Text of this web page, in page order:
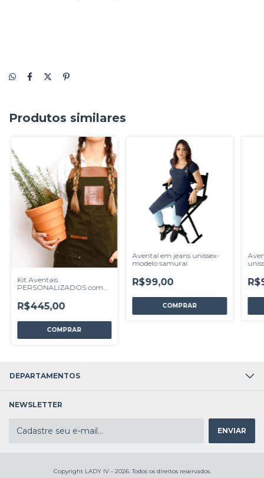
Produtos similares
Kit Aventais
PERSONALIZADOS com
Sarja ou Jeans
R$445,00
COMPRAR
Avental em jeans unissex-
modelo samurai
R$99,00
COMPRAR
DEPARTAMENTOS
NEWSLETTER
Copyright LADY IV - 2026. Todos os direitos reservados.